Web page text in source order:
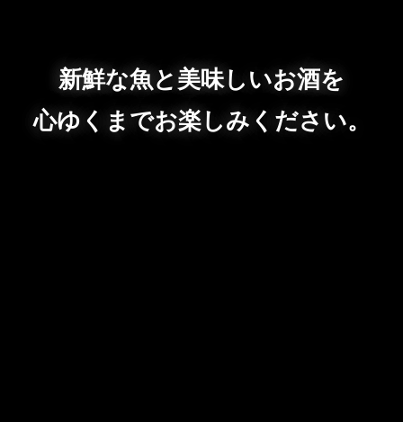
新鮮な魚と美味しいお酒を
心ゆくまでお楽しみください。